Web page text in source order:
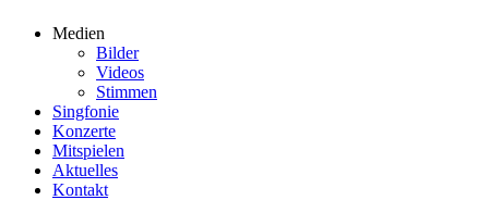
Medien
Bilder
Videos
Stimmen
Singfonie
Konzerte
Mitspielen
Aktuelles
Kontakt